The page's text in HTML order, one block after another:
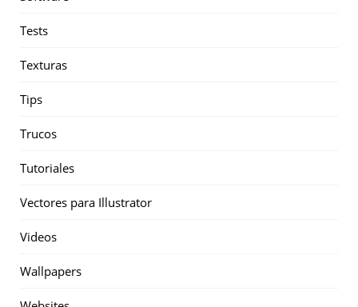
Tests
Texturas
Tips
Trucos
Tutoriales
Vectores para Illustrator
Videos
Wallpapers